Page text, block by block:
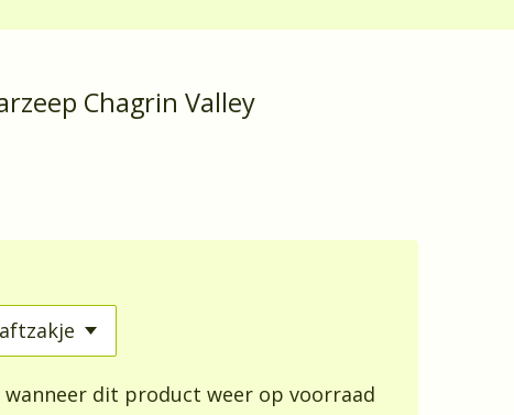
Chagrin Valley
dit product weer op voorraad